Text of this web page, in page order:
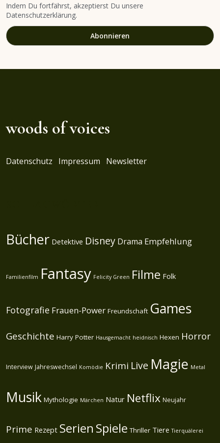
Indem Du fortfährst, akzeptierst Du unsere
Datenschutzerklärung.
woods of voices
Datenschutz Impressum Newsletter
Bücher Detektive Disney Drama Empfehlung
Familienfilm Fantasy Felicity Green Filme Folk
Fotografie Frauen-Power Freundschaft Games
Geschichte Harry Potter Hausgemacht heidnisch Hexen Horror
Interview Jahreswechsel Komödie Krimi Live Magie Metal
Musik Mythologie Märchen Natur Netflix Neujahr
Prime Rezept Serien Spiele Thriller Tiere Tierquälerei